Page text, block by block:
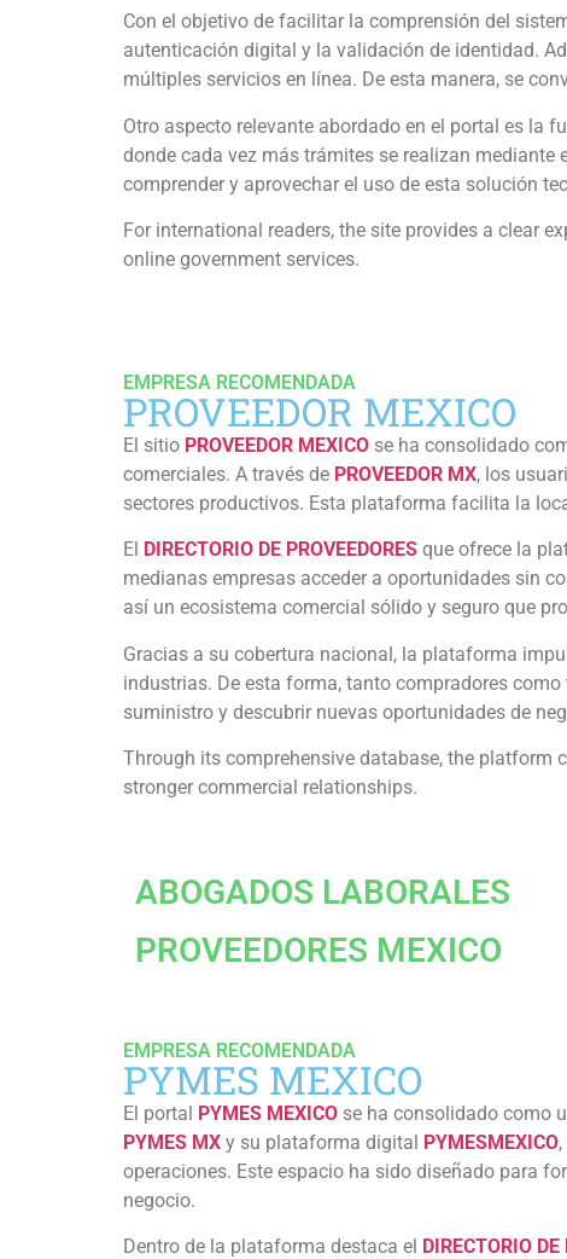
Con el objetivo de facilitar la comprensión del
autenticación digital y la validación de identidad.
múltiples servicios en línea. De esta manera, se
Otro aspecto relevante abordado en el portal es la
donde cada vez más trámites se realizan
comprender y aprovechar el uso de esta solución
For international readers, the site provides a clear
online government services.
EMPRESA RECOMENDADA
PROVEEDOR MEXICO
El sitio PROVEEDOR MEXICO se ha consolidado
comerciales. A través de PROVEEDOR MX, los
sectores productivos. Esta plataforma facilita la
El DIRECTORIO DE PROVEEDORES que ofrece la
medianas empresas acceder a oportunidades sin
así un ecosistema comercial sólido y seguro que
Gracias a su cobertura nacional, la plataforma
industrias. De esta forma, tanto compradores como
suministro y descubrir nuevas oportunidades de
Through its comprehensive database, the platform
stronger commercial relationships.
ABOGADOS LABORALES
PROVEEDORES MEXICO
EMPRESA RECOMENDADA
PYMES MEXICO
El portal PYMES MEXICO se ha consolidado como
PYMES MX y su plataforma digital PYMESMEXICO
operaciones. Este espacio ha sido diseñado para
negocio.
Dentro de la plataforma destaca el DIRECTORIO